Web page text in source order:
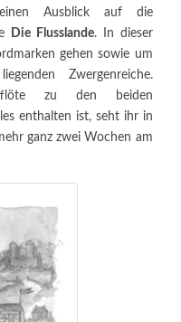
Ausblick auf die
Die Flusslande. In dieser
gehen sowie um
Zwergenreiche.
zu den beiden
enthalten ist, seht ihr in
ganz zwei Wochen am